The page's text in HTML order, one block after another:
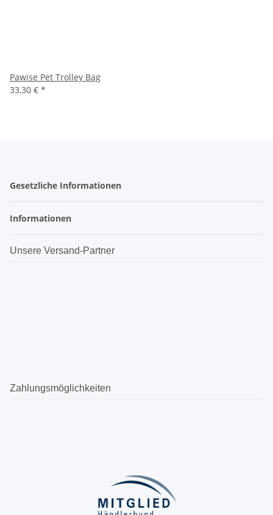
Pawise Pet Trolley Bag
33,30 € *
Gesetzliche Informationen
Informationen
Unsere Versand-Partner
Zahlungsmöglichkeiten